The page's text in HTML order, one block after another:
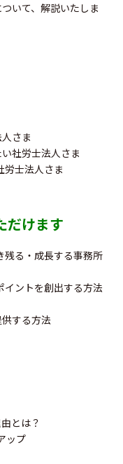
いて、解説いたしま
さま
社労士法人さま
労士法人さま
だけます
残る・成長する事務所
イントを創出する方法
する方法
とは？
ップ